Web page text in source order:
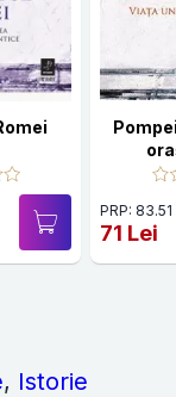
PRP:
71 Lei
, Istorie